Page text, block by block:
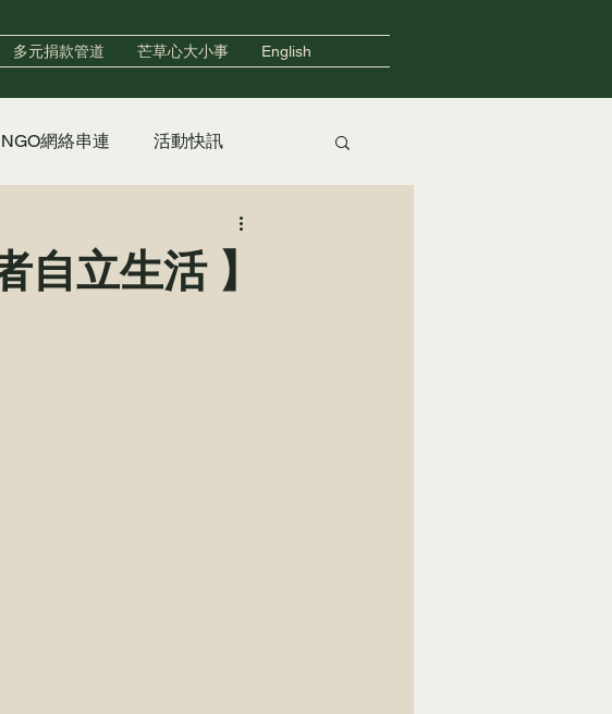
多元捐款管道 芒草心大小事 English
NGO網絡串連 活動快訊
自立生活 】